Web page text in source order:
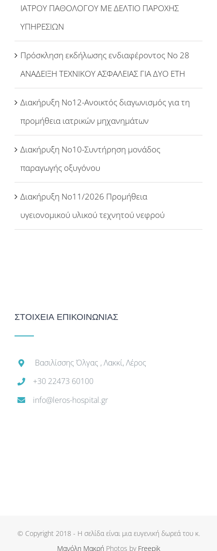
ΙΑΤΡΟΥ ΠΑΘΟΛΟΓΟΥ ΜΕ ΔΕΛΤΙΟ ΠΑΡΟΧΗΣ
ΥΠΗΡΕΣΙΩΝ
Πρόσκληση εκδήλωσης ενδιαφέροντος Νο 28
ΑΝΑΔΕΙΞΗ ΤΕΧΝΙΚΟΥ ΑΣΦΑΛΕΙΑΣ ΓΙΑ ΔΥΟ ΕΤΗ
Διακήρυξη Νο12-Ανοικτός διαγωνισμός για τη
προμήθεια ιατρικών μηχανημάτων
Διακήρυξη Νο10-Συντήρηση μονάδος
παραγωγής οξυγόνου
Διακήρυξη Νο11/2026 Προμήθεια
υγειονομικού υλικού τεχνητού νεφρού
ΣΤΟΙΧΕΙΑ ΕΠΙΚΟΙΝΩΝΙΑΣ
Βασιλίσσης Όλγας , Λακκί, Λέρος
+30 22473 60100
info@leros-hospital.gr
© Copyright 2018 - Η σελίδα είναι μια ευγενική δωρεά του κ.
Μανόλη Μακρή Photos by Freepik